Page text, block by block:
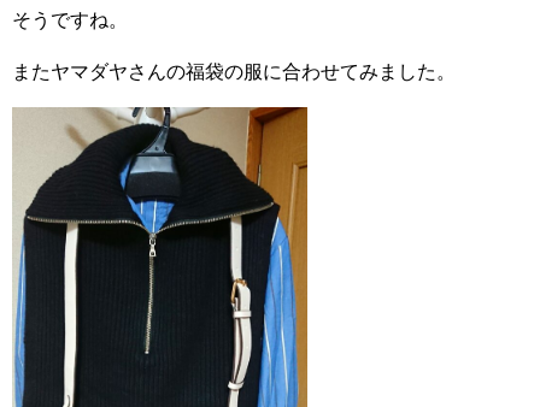
そうですね。
またヤマダヤさんの福袋の服に合わせてみました。